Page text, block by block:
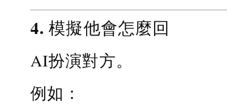
4. 模擬他會怎麼回
AI扮演對方。
例如：